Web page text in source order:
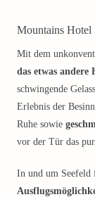
Mountains Hotel
Mit dem
das etwas
schwingende
Erlebnis der
Ruhe sowie
vor der Tür das
In und um Seefeld